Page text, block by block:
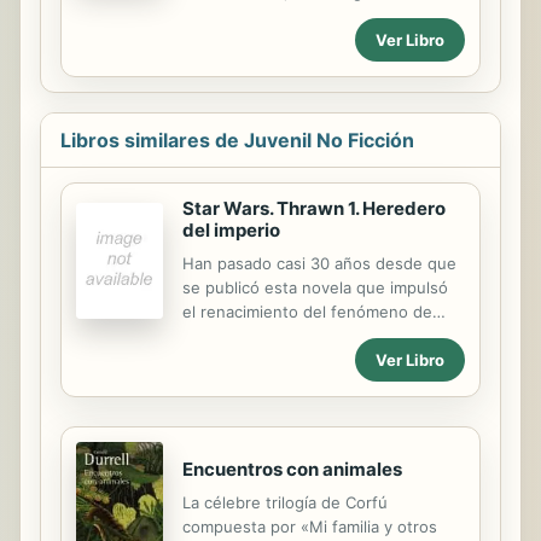
communication among certain
animals is not different from human
Ver Libro
Libros similares de Juvenil No Ficción
Star Wars. Thrawn 1. Heredero
del imperio
Han pasado casi 30 años desde que
se publicó esta novela que impulsó
el renacimiento del fenómeno de
publicaciones de Star Wars. Incluye
una introducción del galardonado
autor Timothy Zahn y una novela
protagonizada por el popular Gran
eventos más importantes en la
historia de los libros de Star Wars,
Heredero del Imperio sigue las
Ver Libro
Encuentros con animales
La célebre trilogía de Corfú
compuesta por «Mi familia y otros